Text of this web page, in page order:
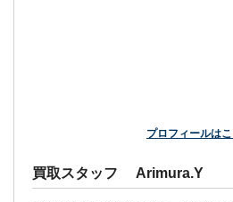
プロフィールは
買取スタッフ Arimura.Y